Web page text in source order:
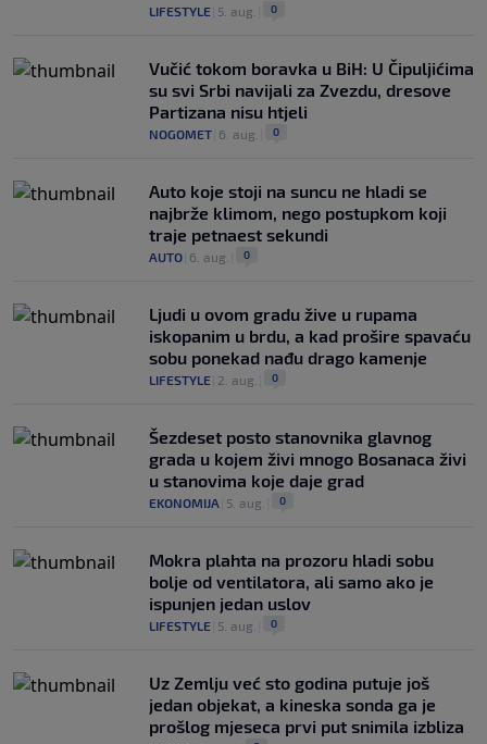
LIFESTYLE 5. aug. 0
Vučić tokom boravka u BiH: U Čipuljićima
su svi Srbi navijali za Zvezdu, dresove
Partizana nisu htjeli
NOGOMET 6. aug. 0
Auto koje stoji na suncu ne hladi se
najbrže klimom, nego postupkom koji
traje petnaest sekundi
AUTO 6. aug. 0
Ljudi u ovom gradu žive u rupama
iskopanim u brdu, a kad prošire spavaću
sobu ponekad nađu drago kamenje
LIFESTYLE 2. aug. 0
Šezdeset posto stanovnika glavnog
grada u kojem živi mnogo Bosanaca živi
u stanovima koje daje grad
EKONOMIJA 5. aug. 0
Mokra plahta na prozoru hladi sobu
bolje od ventilatora, ali samo ako je
ispunjen jedan uslov
LIFESTYLE 5. aug. 0
Uz Zemlju već sto godina putuje još
jedan objekat, a kineska sonda ga je
prošlog mjeseca prvi put snimila izbliza